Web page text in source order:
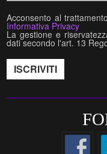
Acconsento al
Informativa Privacy
La gestione e
dati secondo l'art. 13